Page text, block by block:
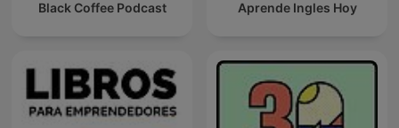
Black Coffee Podcast Aprende Ingles Hoy